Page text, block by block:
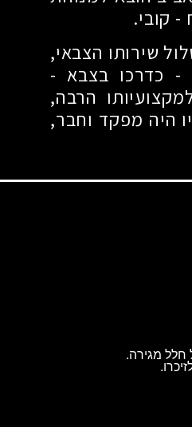
קובי.
שירותו הצבאי,
- כדרכו בצבא -
הרבה,
היה מפקד וחבר,
חלל מגירה.